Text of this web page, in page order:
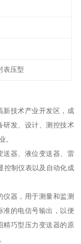
表压型
新技术产业开发区，成
研发、设计、测控技术
。
送器、液位变送器、雷
控制仪表以及自动化成
器，用于测量和监测
准的电信号输出，以便
精巧型压力变送器的原